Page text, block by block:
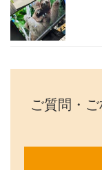
ご質問・